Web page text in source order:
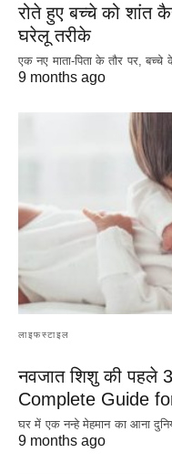
रोते हुए बच्चे को
घरेलू तरीके
एक नए माता-पिता के तौर पर,
9 months ago
लाइफस्टाइल
नवजात शिशु की पहले
Complete Guide
घर में एक नन्हे मेहमान का आना
9 months ago